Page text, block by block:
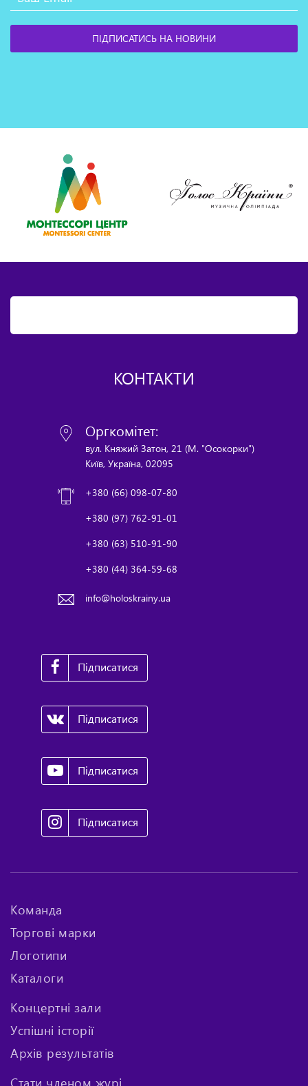
КОНТАКТИ
Оргкомітет:
вул. Княжий Затон, 21 (М. "Осокорки")
Київ, Україна, 02095
+380 (66) 098-07-80
+380 (97) 762-91-01
+380 (63) 510-91-90
+380 (44) 364-59-68
info@holoskrainy.ua
Підписатися
Підписатися
Підписатися
Підписатися
Команда
Торгові марки
Логотипи
Каталоги
Концертні зали
Успішні історії
Архів результатів
Стати членом журі